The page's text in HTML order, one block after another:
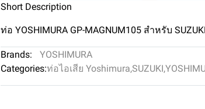
Short Description
ท่อ YOSHIMURA GP-MAGNUM105 สำหรับ
Brands:
YOSHIMURA
Categories:ท่อไอเสีย Yoshimura,SUZUKI,